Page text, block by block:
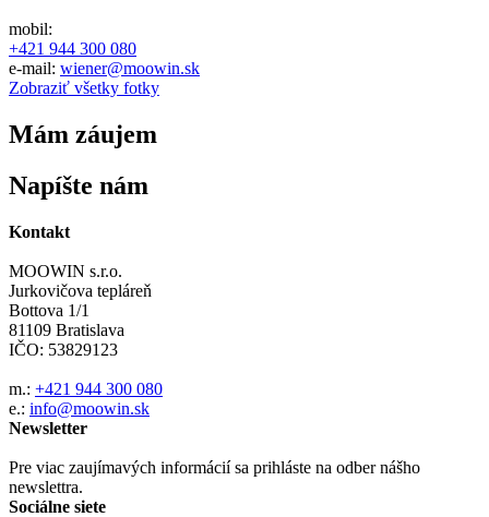
mobil:
+421 944 300 080
e-mail: wiener@moowin.sk
Zobraziť všetky fotky
Mám záujem
Napíšte nám
Kontakt
MOOWIN s.r.o.
Jurkovičova tepláreň
Bottova 1/1
81109 Bratislava
IČO: 53829123
m.: +421 944 300 080
e.: info@moowin.sk
Newsletter
Pre viac zaujímavých informácií sa prihláste na odber nášho
newslettra.
Sociálne siete